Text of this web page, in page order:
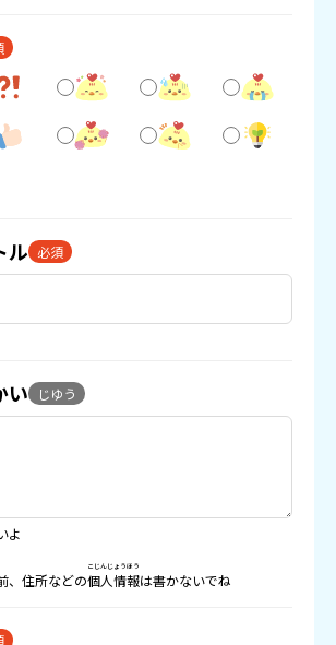
ル 必須
い じゆう
よ
、住所などの個人情報
こじんじょうほう
は書かないでね